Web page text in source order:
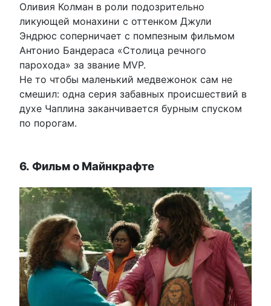
Оливия Колман в роли подозрительно
ликующей монахини с оттенком Джули
Эндрюс соперничает с помпезным фильмом
Антонио Бандераса «Столица речного
парохода» за звание MVP.
Не то чтобы маленький медвежонок сам не
смешил: одна серия забавных происшествий в
духе Чаплина заканчивается бурным спуском
по порогам.
6. Фильм о Майнкрафте